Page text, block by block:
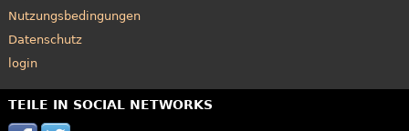
Nutzungsbedingungen
Datenschutz
login
TEILE IN SOCIAL NETWORKS